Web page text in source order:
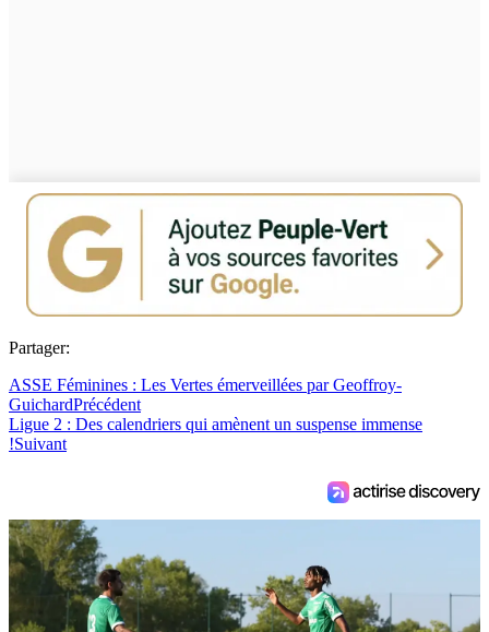
Partager:
ASSE Féminines : Les Vertes émerveillées par Geoffroy-
GuichardPrécédent
Ligue 2 : Des calendriers qui amènent un suspense immense
!Suivant